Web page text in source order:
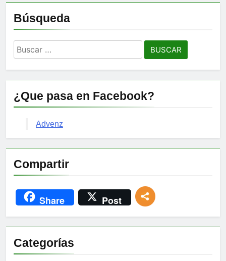
Búsqueda
Buscar:
¿Que pasa en Facebook?
Advenz
Compartir
Share Post
Categorías